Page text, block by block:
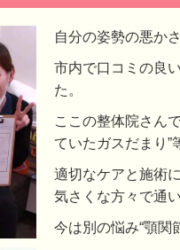
自分の姿勢の悪か
市内で口コミの良
た。
ここの整体院さん
ていたガスだまり”
適切なケアと施術
気さくな方々で通
今は別の悩み“顎関